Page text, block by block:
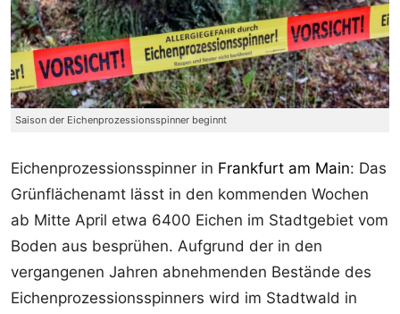
Saison der Eichenprozessionsspinner beginnt
Eichenprozessionsspinner in Frankfurt am Main: Das
Grünflächenamt lässt in den kommenden Wochen
ab Mitte April etwa 6400 Eichen im Stadtgebiet vom
Boden aus besprühen. Aufgrund der in den
vergangenen Jahren abnehmenden Bestände des
Eichenprozessionsspinners wird im Stadtwald in